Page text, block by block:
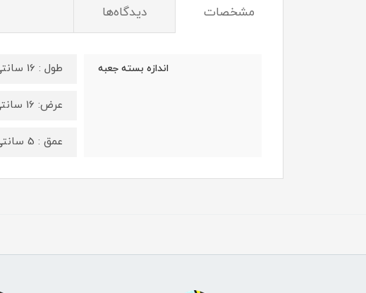
مشخصات دیدگاه‌ها
اندازه بسته جعبه طول : 16 سانتی متر
عرض: 16 سانتی متر
عمق : 5 سانتی متر